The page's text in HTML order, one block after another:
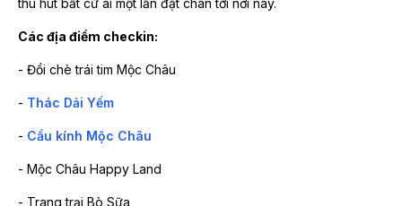
Các địa điểm checkin:
- Đồi chè trái tim Mộc Châu
- Thác Dải Yếm
- Cầu kính Mộc Châu
- Mộc Châu Happy Land
- Trang trại Bò Sữa